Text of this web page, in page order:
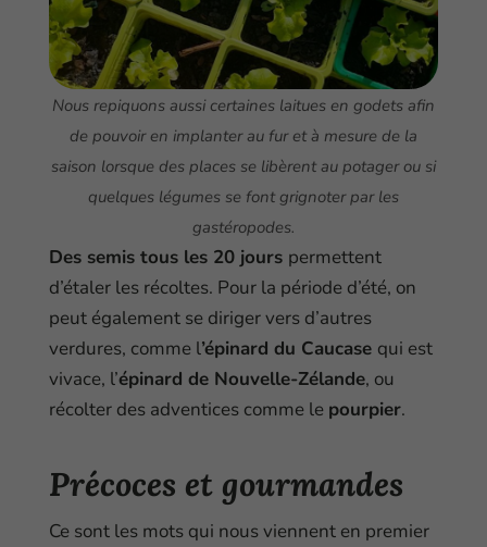
Nous repiquons aussi certaines laitues en godets afin
de pouvoir en implanter au fur et à mesure de la
saison lorsque des places se libèrent au potager ou si
quelques légumes se font grignoter par les
gastéropodes.
Des semis tous les 20 jours permettent
d’étaler les récoltes. Pour la période d’été, on
peut également se diriger vers d’autres
verdures, comme l’épinard du Caucase qui est
vivace, l’épinard de Nouvelle-Zélande, ou
récolter des adventices comme le pourpier.
Précoces et gourmandes
Ce sont les mots qui nous viennent en premier